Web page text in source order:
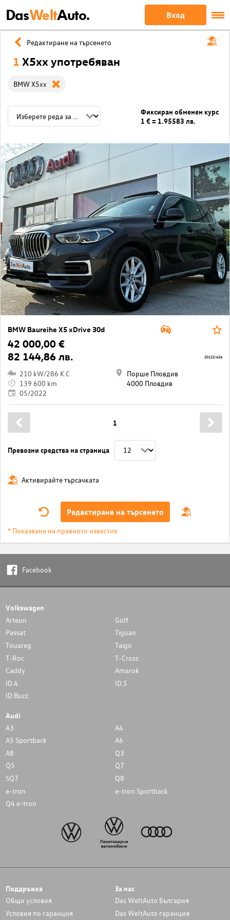
DasWeltAuto. Вход
Редактиране на търсенето
1 X5xx употребяван
BMW X5xx
Фиксиран обменен курс
1 € = 1.95583 лв.
BMW Baureihe X5 xDrive 30d
42 000,00 €
82 144,86 лв.
210 kW/286 K.C
139 600 km
05/2022
Порше Пловдив
4000 Пловдив
20122/626
Превозни средства на страница
1
Активирайте търсачката
Редактиране на търсенето
* Показване на правното известие
Facebook
Volkswagen
Arteon
Golf
Passat
Tiguan
Touareg
Taigo
T-Roc
T-Cross
Caddy
Amarok
ID.4
ID.5
ID.Buzz
Audi
A3
A4
A5 Sportback
A6
A8
Q3
Q5
Q7
SQ7
Q8
e-tron
e-tron Sportback
Q4 e-tron
Поддръжка
Общи условия
Условия по гаранция
За нас
Das WeltAuto България
Das WeltAuto гаранция